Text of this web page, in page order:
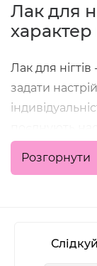
Лак для
Лак для
задати
нанесення та
акуратний
формули з
Розгорнути